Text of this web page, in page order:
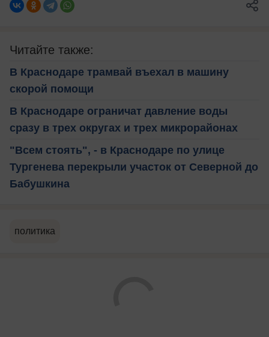
Читайте также:
В Краснодаре трамвай въехал в машину
скорой помощи
В Краснодаре ограничат давление воды
сразу в трех округах и трех микрорайонах
"Всем стоять", - в Краснодаре по улице
Тургенева перекрыли участок от Северной до
Бабушкина
политика